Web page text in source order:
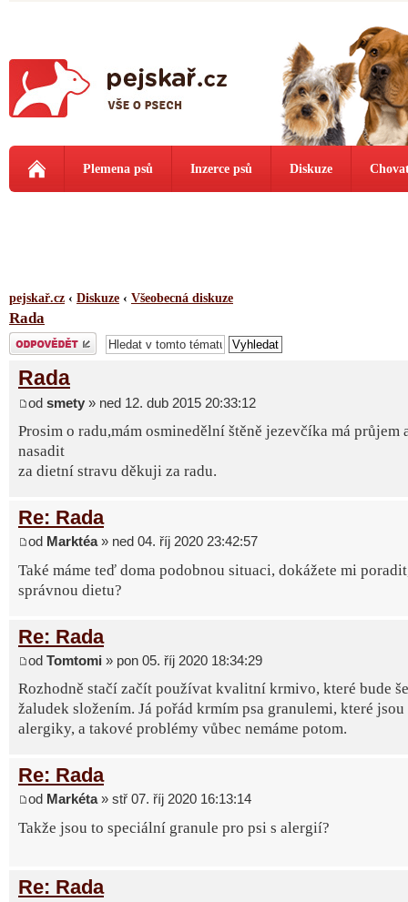
Plemena psů Inzerce psů Diskuze
pejskař.cz ‹ Diskuze ‹ Všeobecná diskuze
Rada
Odeslat odpověď
Rada
od smety » ned 12. dub 2015 20:33:12
Prosim o radu,mám osminedělní štěně jezevčíka má průjem
nasadit
za dietní stravu děkuji za radu.
Re: Rada
od Marktéa» ned 04. říj 2020 23:42:57
Také máme teď doma podobnou situaci, dokážete mi
správnou dietu?
Re: Rada
od Tomtomi » pon 05. říj 2020 18:34:29
Rozhodně stačí začít používat kvalitní krmivo, které bude
žaludek složením. Já pořád krmím psa granulemi, které
alergiky, a takové problémy vůbec nemáme potom.
Re: Rada
od Markéta» stř 07. říj 2020 16:13:14
Takže jsou to speciální granule pro psi s alergií?
Re: Rada